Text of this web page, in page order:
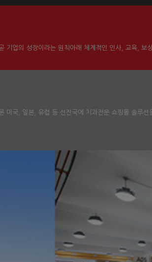
업의 성장이라는 원칙아래 체계적인 인사, 교육,
국, 일본, 유럽 등 선진국에 치과전문 쇼핑몰 솔루